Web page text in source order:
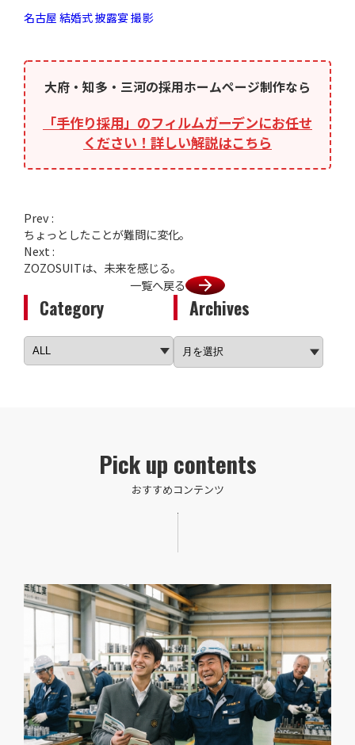
Category Archives
名古屋 結婚式 披露宴 撮影
大府・知多・三河の採用ホームページ制作なら
「手作り採用」のフィルムガーデンにお任せ
ください！詳しい解説はこちら
Prev :
ちょっとしたことが難問に変化。
一覧へ戻る
Next :
ZOZOSUITは、未来を感じる。
Pick up contents
おすすめコンテンツ